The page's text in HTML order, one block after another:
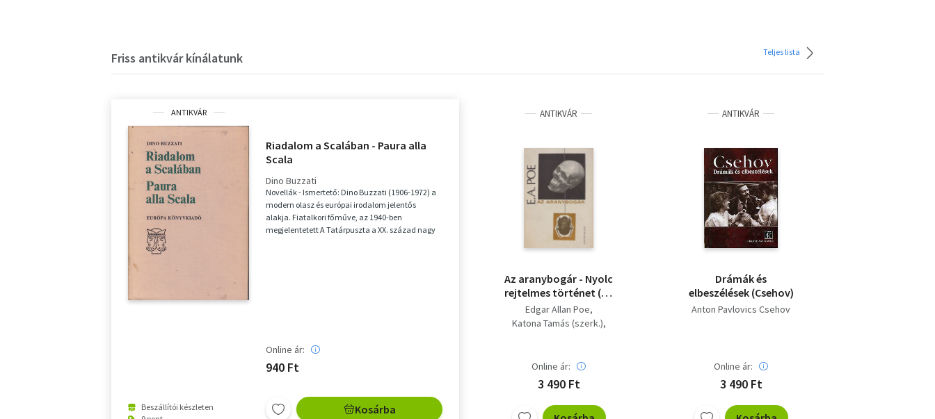
Friss antikvár kínálatunk Teljes lista
ANTIKVÁR
Beszállítói készleten
Riadalom a Scalában - Paura alla
Scala
Dino Buzzati
Novellák - Ismertető: Dino Buzzati (1906-1972) a
modern olasz és európai irodalom jelentős
alakja. Fiatalkori főműve, az 1940-ben
megjelentetett A Tatárpuszta a XX. század nagy
Online ár:
940 Ft
Kosárba
ANTIKVÁR
Az aranybogár - Nyolc
rejtelmes történet (Az
aranybogár / A kút és
az inga / Egy hordó
/ Az Usher-ház vége / A
Kátrány és Toll
professzor módszere)
Edgar Allan Poe
Katona Tamás (szerk.)
Online ár:
3 490 Ft
ANTIKVÁR
Drámák és
elbeszélések (Csehov)
Anton Pavlovics Csehov
Online ár:
3 490 Ft